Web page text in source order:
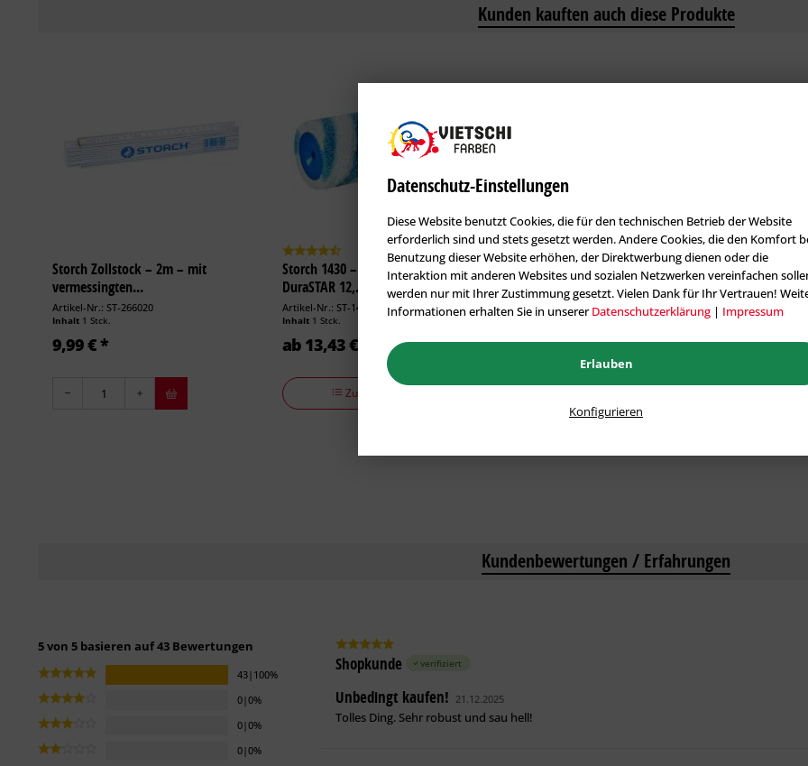
Kunden kauften auch diese Produkte
Storch Zollstock – 2m – mit
vermessingten...
Artikel-Nr.: ST-266020
Inhalt 1 Stck.
9,99 € *
Storch 1430 – Großflächenwalze
DuraSTAR 12,...
Artikel-Nr.: ST-143025
Inhalt 1 Stck.
ab 13,43 € *
Zu den Varianten
Storch 150010 – Kleinflächenwalze
DuraSTAR 12,...
Artikel-Nr.: ST-150010
Inhalt1 Stck.
2,18 € *
Storch
Artikel-Nr.: ST-
Inhalt1 Stck.
ab 5,12
Kundenbewertungen / Erfahrungen
5 von 5 basieren auf 43 Bewertungen
43|100%
0|0%
0|0%
0|0%
Shopkunde verifiziert
Unbedingt kaufen! 21.12.2025
Tolles Ding. Sehr robust und sau hell!
Datenschutz-Einstellungen
Diese Website benutzt Cookies, die für den technischen Betrieb der Website
erforderlich sind und stets gesetzt werden. Andere Cookies, die den Komfort
Benutzung dieser Website erhöhen, der Direktwerbung dienen oder die
Interaktion mit anderen Websites und sozialen Netzwerken vereinfachen
werden nur mit Ihrer Zustimmung gesetzt. Vielen Dank für Ihr Vertrauen!
Informationen erhalten Sie in unsererDatenschutzerklärung | Impressum
Erlauben
Konfigurieren